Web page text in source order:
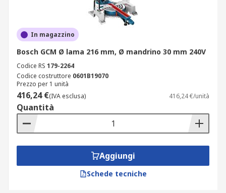
In magazzino
Bosch GCM Ø lama 216 mm, Ø mandrino 30 mm 240V
Codice RS 179-2264
Codice costruttore 0601B19070
Prezzo per 1 unità
416,24 €(IVA esclusa) 416,24 €/unità
Quantità
Aggiungi
Schede tecniche